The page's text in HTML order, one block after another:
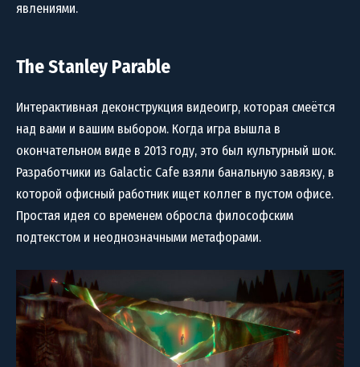
явлениями.
The Stanley Parable
Интерактивная деконструкция видеоигр, которая смеётся
над вами и вашим выбором. Когда игра вышла в
окончательном виде в 2013 году, это был культурный шок.
Разработчики из Galactic Cafe взяли банальную завязку, в
которой офисный работник ищет коллег в пустом офисе.
Простая идея со временем обросла философским
подтекстом и неоднозначными метафорами.